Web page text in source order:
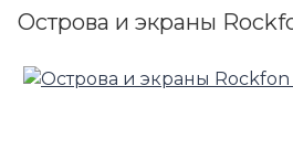
Острова и экраны